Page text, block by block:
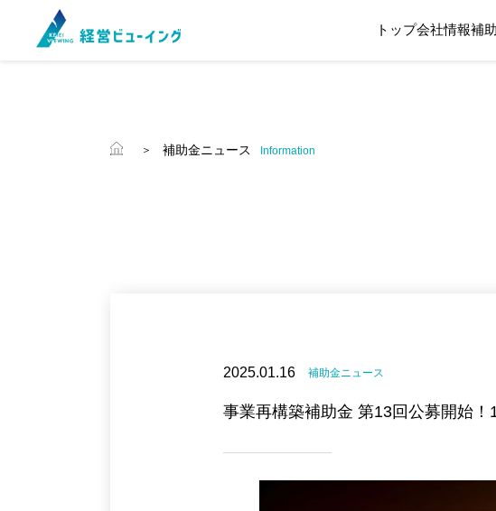
トップ会社情報補
補助金ニュース Information
2025.01.16 補助金ニュース
事業再構築補助金 第13回公募開始！